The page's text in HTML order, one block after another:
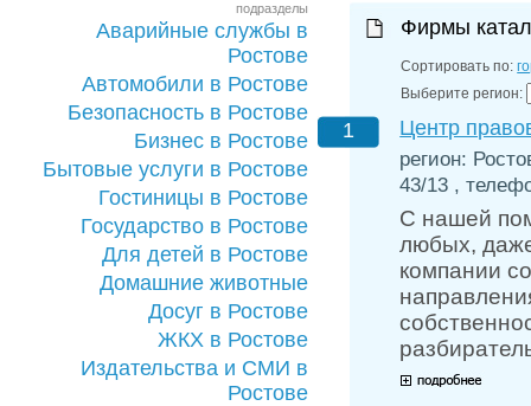
подразделы
Аварийные службы в
Ростове
Автомобили в Ростове
Безопасность в Ростове
Бизнес в Ростове
Бытовые услуги в Ростове
Гостиницы в Ростове
Государство в Ростове
Для детей в Ростове
Домашние животные
Досуг в Ростове
ЖКХ в Ростове
Издательства и СМИ в
Ростове
Фирмы
Сортировать по:
Выберите регион:
1
Центр
регион:
43/13 ,
С нашей
любых,
компании